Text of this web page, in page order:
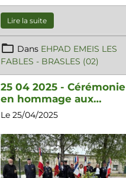
Lire la suite
Dans EHPAD EMEIS LES
FABLES - BRASLES (02)
25 04 2025 - Cérémonie
en hommage aux
victimes civiles et
militaires de la guerre
d'Algérie $ combats de
Tunisie et Maroc
Le 25/04/2025